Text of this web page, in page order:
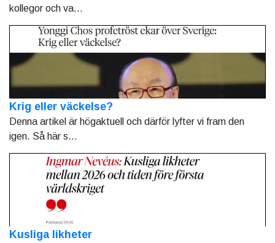
kollegor och va...
Krig eller väckelse?
Denna artikel är högaktuell och därför lyfter vi fram den
igen. Så här s...
Kusliga likheter